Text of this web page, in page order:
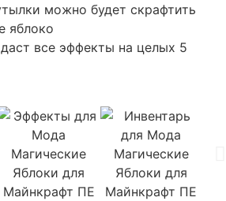
можно будет скрафтить
яблоко
все эффекты на целых 5